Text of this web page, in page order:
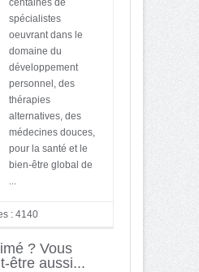
spécialistes
oeuvrant dans le
domaine du
développement
personnel, des
thérapies
alternatives, des
médecines douces,
pour la santé et le
bien-être global de
: 4140
? Vous
être aussi...